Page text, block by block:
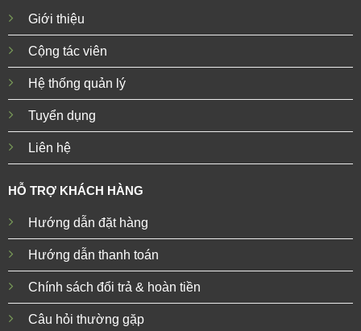
Giới thiệu
Cộng tác viên
Hệ thống quản lý
Tuyển dụng
Liên hệ
HỖ TRỢ KHÁCH HÀNG
Hướng dẫn đặt hàng
Hướng dẫn thanh toán
Chính sách đổi trả & hoàn tiền
Câu hỏi thường gặp